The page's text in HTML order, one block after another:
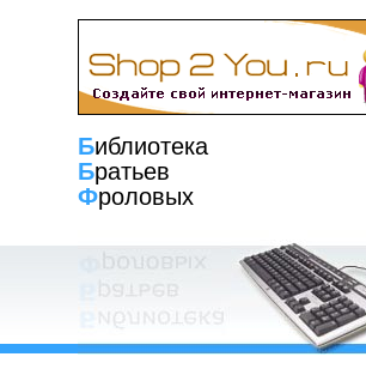
Библиотека
Братьев
Фроловых